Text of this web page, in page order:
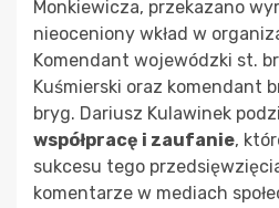
Monkiewicza, przekazano
nieoceniony wkład w
Komendant wojewódzki st.
Kuśmierski oraz komendant
bryg. Dariusz Kulawinek
współpracę i zaufanie,
sukcesu tego
komentarze w mediach